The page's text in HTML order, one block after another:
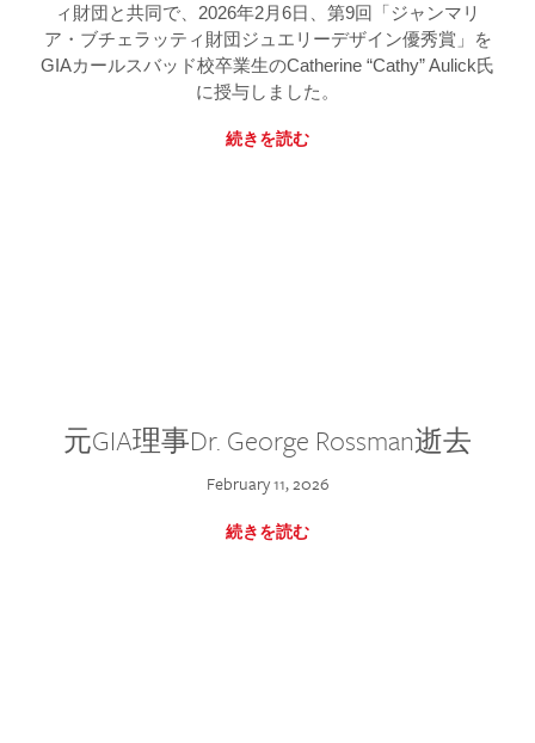
ィ財団と共同で、2026年2月6日、第9回「ジャンマリ
ア・ブチェラッティ財団ジュエリーデザイン優秀賞」を
GIAカールスバッド校卒業生のCatherine “Cathy” Aulick氏
に授与しました。
続きを読む
元GIA理事Dr. George Rossman逝去
February 11, 2026
続きを読む